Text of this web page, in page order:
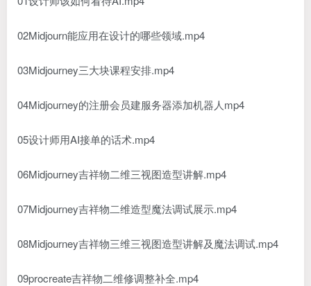
02Midjourn能应用在设计的哪些领域.mp4
03Midjourney三大块课程安排.mp4
04Midjourney的注册会员建服务器添加机器人mp4
05设计师用AI接单的话术.mp4
06Midjourney吉祥物二维三视图造型讲解.mp4
07Midjourney吉祥物二维造型魔法调试展示.mp4
08Midjourney吉祥物三维三视图造型讲解及魔法调试.mp4
09procreate吉祥物二维修调整补全.mp4